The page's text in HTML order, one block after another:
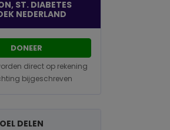
ST. DIABETES
NEDERLAND
DONEER
direct op rekening
bijgeschreven
DELEN